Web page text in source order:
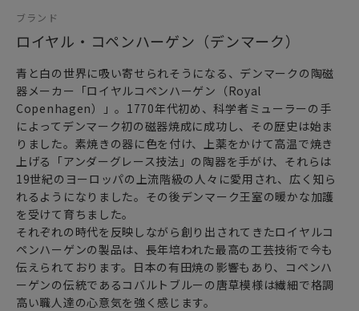
ブランド
ロイヤル・コペンハーゲン（デンマーク）
青と白の世界に吸い寄せられそうになる、デンマークの陶磁
器メーカー「ロイヤルコペンハーゲン（Royal
Copenhagen）」。1770年代初め、科学者ミューラーの手
によってデンマーク初の磁器焼成に成功し、その歴史は始ま
りました。素焼きの器に色を付け、上薬をかけて高温で焼き
上げる「アンダーグレース技法」の陶器を手がけ、それらは
19世紀のヨーロッパの上流階級の人々に愛用され、広く知ら
れるようになりました。その後デンマーク王室の暖かな加護
を受けて育ちました。
それぞれの時代を反映しながら創り出されてきたロイヤルコ
ペンハーゲンの製品は、長年培われた最高の工芸技術で今も
伝えられております。日本の有田焼の影響もあり、コペンハ
ーゲンの伝統であるコバルトブルーの唐草模様は繊細で格調
高い職人達の心意気を強く感じます。